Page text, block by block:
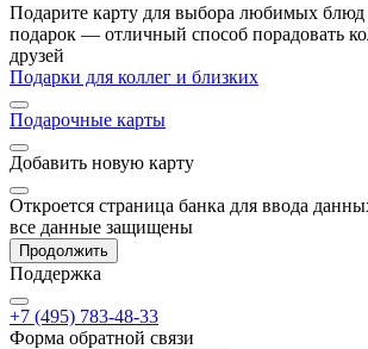
Подарите карту для выбора любимых
подарок — отличный способ порадовать
друзей
Подарки для коллег и близких
Подарочные карты
Добавить новую карту
Откроется страница банка для ввода
все данные защищены
Продолжить
Поддержка
+7 (495) 783-48-33
Форма обратной связи